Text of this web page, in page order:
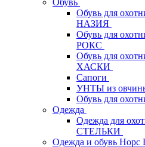
Обувь
Обувь для
НАЗИЯ
Обувь для
РОКС
Обувь для
ХАСКИ
Сапоги
УНТЫ из
Обувь для
Одежда
Одежда для
СТЕЛЬКИ
Одежда и обувь Норс